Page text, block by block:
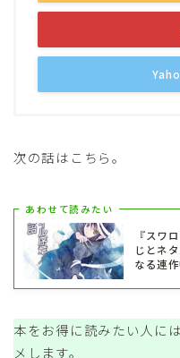
次の話はこちら。
あわせて読みたい
『スワ
じとネ
なる連
本をお得に読みたい人に
メします。